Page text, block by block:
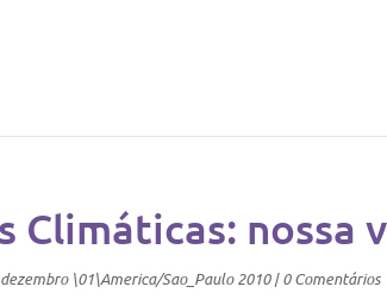
Climáticas: nossa
\01\America/Sao_Paulo 2010|0 Comentários